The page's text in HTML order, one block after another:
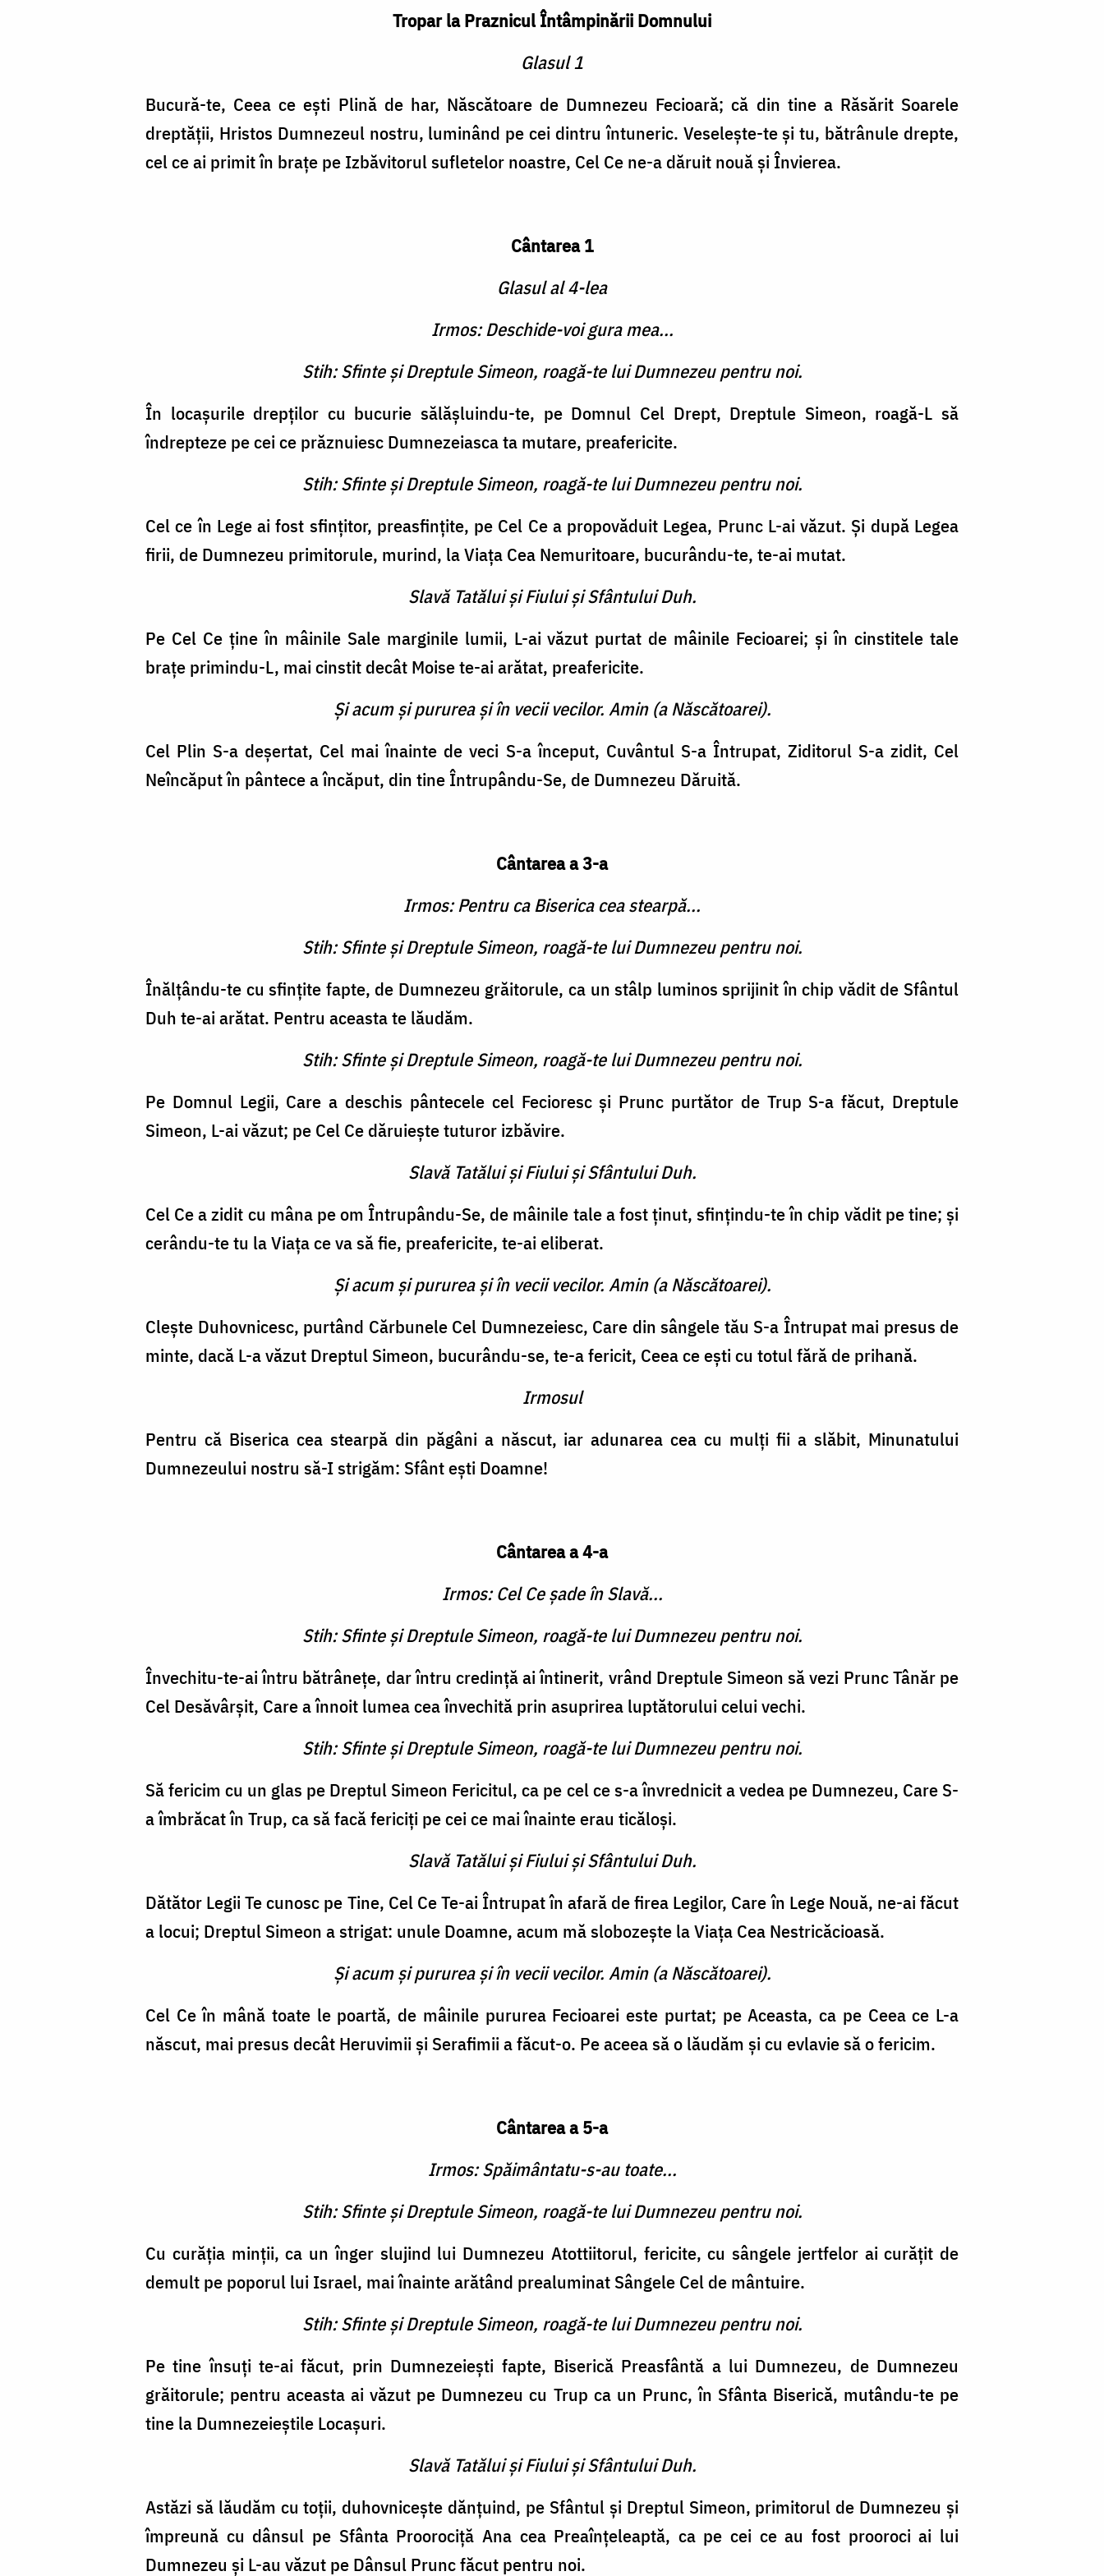
Tropar la Praznicul Întâmpinării Domnului
Glasul 1
Bucură-te, Ceea ce eşti Plină de har, Născătoare de Dumnezeu Fecioară; că din tine a Răsărit Soarele
dreptăţii, Hristos Dumnezeul nostru, luminând pe cei dintru întuneric. Veseleşte-te şi tu, bătrânule drepte,
cel ce ai primit în braţe pe Izbăvitorul sufletelor noastre, Cel Ce ne-a dăruit nouă şi Învierea.
Cântarea 1
Glasul al 4-lea
Irmos: Deschide-voi gura mea...
Stih: Sfinte şi Dreptule Simeon, roagă-te lui Dumnezeu pentru noi.
În locaşurile drepţilor cu bucurie sălăşluindu-te, pe Domnul Cel Drept, Dreptule Simeon, roagă-L să
îndrepteze pe cei ce prăznuiesc Dumnezeiasca ta mutare, preafericite.
Stih: Sfinte şi Dreptule Simeon, roagă-te lui Dumnezeu pentru noi.
Cel ce în Lege ai fost sfinţitor, preasfinţite, pe Cel Ce a propovăduit Legea, Prunc L-ai văzut. Şi după Legea
firii, de Dumnezeu primitorule, murind, la Viaţa Cea Nemuritoare, bucurându-te, te-ai mutat.
Slavă Tatălui şi Fiului şi Sfântului Duh.
Pe Cel Ce ţine în mâinile Sale marginile lumii, L-ai văzut purtat de mâinile Fecioarei; şi în cinstitele tale
braţe primindu-L, mai cinstit decât Moise te-ai arătat, preafericite.
Şi acum şi pururea şi în vecii vecilor. Amin (a Născătoarei).
Cel Plin S-a deşertat, Cel mai înainte de veci S-a început, Cuvântul S-a Întrupat, Ziditorul S-a zidit, Cel
Neîncăput în pântece a încăput, din tine Întrupându-Se, de Dumnezeu Dăruită.
Cântarea a 3-a
Irmos: Pentru ca Biserica cea stearpă...
Stih: Sfinte şi Dreptule Simeon, roagă-te lui Dumnezeu pentru noi.
Înălţându-te cu sfinţite fapte, de Dumnezeu grăitorule, ca un stâlp luminos sprijinit în chip vădit de Sfântul
Duh te-ai arătat. Pentru aceasta te lăudăm.
Stih: Sfinte şi Dreptule Simeon, roagă-te lui Dumnezeu pentru noi.
Pe Domnul Legii, Care a deschis pântecele cel Fecioresc şi Prunc purtător de Trup S-a făcut, Dreptule
Simeon, L-ai văzut; pe Cel Ce dăruieşte tuturor izbăvire.
Slavă Tatălui şi Fiului şi Sfântului Duh.
Cel Ce a zidit cu mâna pe om Întrupându-Se, de mâinile tale a fost ţinut, sfinţindu-te în chip vădit pe tine; şi
cerându-te tu la Viaţa ce va să fie, preafericite, te-ai eliberat.
Şi acum şi pururea şi în vecii vecilor. Amin (a Născătoarei).
Cleşte Duhovnicesc, purtând Cărbunele Cel Dumnezeiesc, Care din sângele tău S-a Întrupat mai presus de
minte, dacă L-a văzut Dreptul Simeon, bucurându-se, te-a fericit, Ceea ce eşti cu totul fără de prihană.
Irmosul
Pentru că Biserica cea stearpă din păgâni a născut, iar adunarea cea cu mulţi fii a slăbit, Minunatului
Dumnezeului nostru să-I strigăm: Sfânt eşti Doamne!
Cântarea a 4-a
Irmos: Cel Ce şade în Slavă...
Stih: Sfinte şi Dreptule Simeon, roagă-te lui Dumnezeu pentru noi.
Învechitu-te-ai întru bătrâneţe, dar întru credinţă ai întinerit, vrând Dreptule Simeon să vezi Prunc Tânăr pe
Cel Desăvârşit, Care a înnoit lumea cea învechită prin asuprirea luptătorului celui vechi.
Stih: Sfinte şi Dreptule Simeon, roagă-te lui Dumnezeu pentru noi.
Să fericim cu un glas pe Dreptul Simeon Fericitul, ca pe cel ce s-a învrednicit a vedea pe Dumnezeu, Care S-
a îmbrăcat în Trup, ca să facă fericiţi pe cei ce mai înainte erau ticăloşi.
Slavă Tatălui şi Fiului şi Sfântului Duh.
Dătător Legii Te cunosc pe Tine, Cel Ce Te-ai Întrupat în afară de firea Legilor, Care în Lege Nouă, ne-ai făcut
a locui; Dreptul Simeon a strigat: unule Doamne, acum mă slobozeşte la Viaţa Cea Nestricăcioasă.
Şi acum şi pururea şi în vecii vecilor. Amin (a Născătoarei).
Cel Ce în mână toate le poartă, de mâinile pururea Fecioarei este purtat; pe Aceasta, ca pe Ceea ce L-a
născut, mai presus decât Heruvimii şi Serafimii a făcut-o. Pe aceea să o lăudăm şi cu evlavie să o fericim.
Cântarea a 5-a
Irmos: Spăimântatu-s-au toate...
Stih: Sfinte şi Dreptule Simeon, roagă-te lui Dumnezeu pentru noi.
Cu curăţia minţii, ca un înger slujind lui Dumnezeu Atottiitorul, fericite, cu sângele jertfelor ai curăţit de
demult pe poporul lui Israel, mai înainte arătând prealuminat Sângele Cel de mântuire.
Stih: Sfinte şi Dreptule Simeon, roagă-te lui Dumnezeu pentru noi.
Pe tine însuţi te-ai făcut, prin Dumnezeieşti fapte, Biserică Preasfântă a lui Dumnezeu, de Dumnezeu
grăitorule; pentru aceasta ai văzut pe Dumnezeu cu Trup ca un Prunc, în Sfânta Biserică, mutându-te pe
tine la Dumnezeieştile Locaşuri.
Slavă Tatălui şi Fiului şi Sfântului Duh.
Astăzi să lăudăm cu toţii, duhovniceşte dănţuind, pe Sfântul şi Dreptul Simeon, primitorul de Dumnezeu şi
împreună cu dânsul pe Sfânta Proorociţă Ana cea Preaînţeleaptă, ca pe cei ce au fost prooroci ai lui
Dumnezeu şi L-au văzut pe Dânsul Prunc făcut pentru noi.